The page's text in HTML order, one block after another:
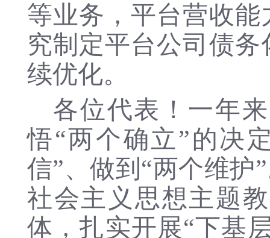
等业务，平台营收
究制定平台公司债务
续优化。
各位代表！一年
悟“两个确立”的决
信”、做到“两个维护”
社会主义思想主题
体，扎实开展“下基